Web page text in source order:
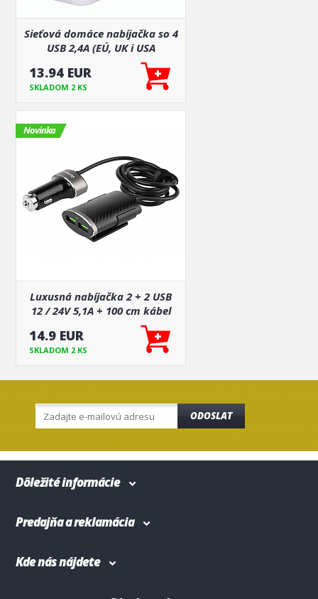
Sieťová domáce nabíjačka so 4
USB 2,4A (EÚ, UK i USA
13.94 EUR
SKLADOM 2 KS
Novinka
Luxusná nabíjačka 2 + 2 USB
12 / 24V 5,1A + 100 cm kábel
14.9 EUR
SKLADOM 2 KS
ODOSLAT
Dôležité informácie
Predajňa a reklamácia
Kde nás nájdete